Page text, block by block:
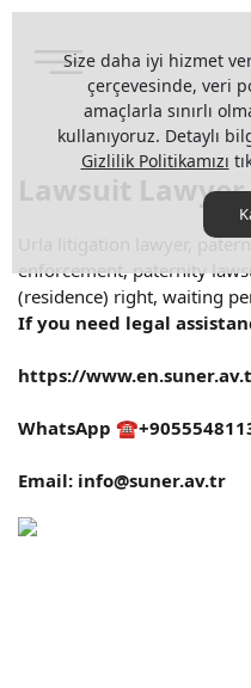
Lawsuit
Urla litigation lawyer,
enforcement, paternity
(residence) right, waiting
If you need legal
https://
WhatsApp
Email: info@suner.av.tr
Size daha iyi hizmet
çerçevesinde, veri
amaçlarla sınırlı
kullanıyoruz. Detaylı
Gizlilik Politikamızı